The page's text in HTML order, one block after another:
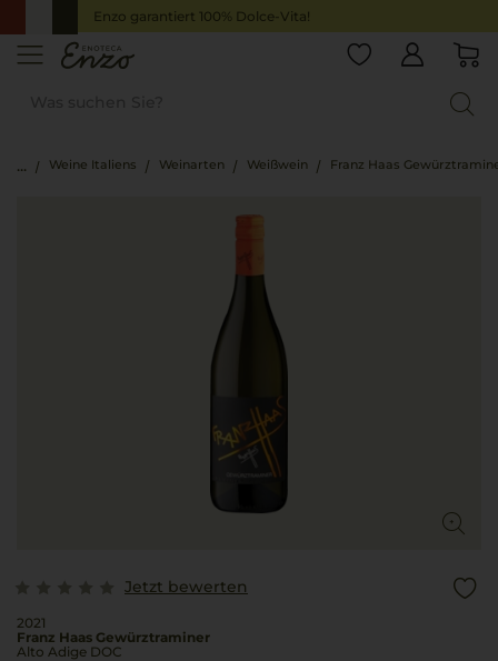
Enzo garantiert 100% Dolce-Vita!
Weine Italiens Weinarten Weißwein Franz Haas
Jetzt bewerten
2021
Franz Haas Gewürztraminer
Alto Adige DOC